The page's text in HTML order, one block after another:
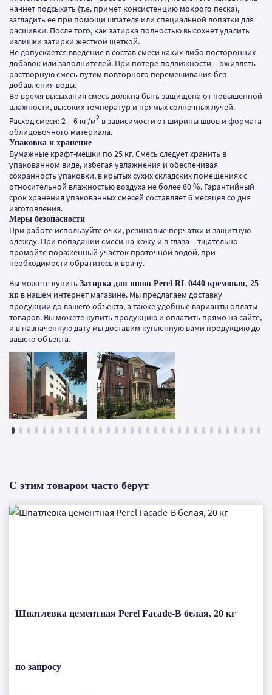
начнет подсыхать (т.е. примет консистенцию мокрого песка),
загладить ее при помощи шпателя или специальной лопатки для
расшивки. После того, как затирка полностью высохнет удалить
излишки затирки жесткой щеткой.
Не допускается введение в состав смеси каких-либо посторонних
добавок или заполнителей. При потере подвижности – оживлять
растворную смесь путем повторного перемешивания без
добавления воды.
Во время высыхания смесь должна быть защищена от повышенной
влажности, высоких температур и прямых солнечных лучей.
Расход смеси: 2 – 6 кг/м2 в зависимости от ширины швов и формата
облицовочного материала.
Упаковка и хранение
Бумажные крафт-мешки по 25 кг. Смесь следует хранить в
упакованном виде, избегая увлажнения и обеспечивая
сохранность упаковки, в крытых сухих складских помещениях с
относительной влажностью воздуха не более 60 %. Гарантийный
срок хранения упакованных смесей составляет 6 месяцев со дня
изготовления.
Меры безопасности
При работе используйте очки, резиновые перчатки и защитную
одежду. При попадании смеси на кожу и в глаза – тщательно
промойте поражённый участок проточной водой, при
необходимости обратитесь к врачу.
Вы можете купить Затирка для швов Perel RL 0440 кремовая, 25
кг. в нашем интернет магазине. Мы предлагаем доставку
продукции до вашего объекта, а также удобные варианты оплаты
товаров. Вы можете купить продукцию и оплатить прямо на сайте,
и в назначенную дату мы доставим купленную вами продукцию до
вашего объекта.
С этим товаром часто берут
Шпатлевка цементная Perel Facade-B белая, 20 кг
по запросу